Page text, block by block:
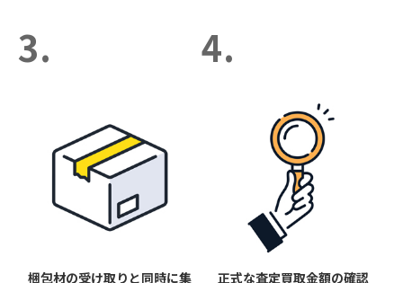
3.
梱包材の受け取りと同時に集
4.
正式な査定買取金額の確認